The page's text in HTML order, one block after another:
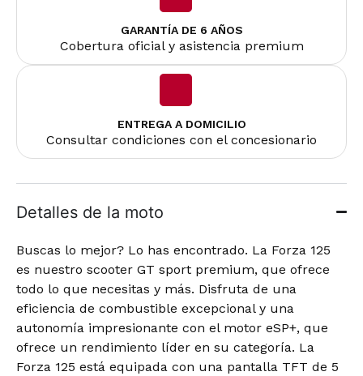
Detalles de la moto
Buscas lo mejor? Lo has encontrado. La Forza 125
es nuestro scooter GT sport premium, que ofrece
todo lo que necesitas y más. Disfruta de una
eficiencia de combustible excepcional y una
autonomía impresionante con el motor eSP+, que
ofrece un rendimiento líder en su categoría. La
Forza 125 está equipada con una pantalla TFT de 5
GARANTÍA DE 6 AÑOS
Cobertura oficial y asistencia premium
ENTREGA A DOMICILIO
Consultar condiciones con el concesionario